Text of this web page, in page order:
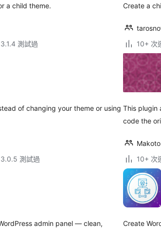
a child theme.
測試過
Create a
10+ 次
of changing your theme or using
測試過
This plugin
code the
Makoto
10+ 次
admin panel — clean,
Create